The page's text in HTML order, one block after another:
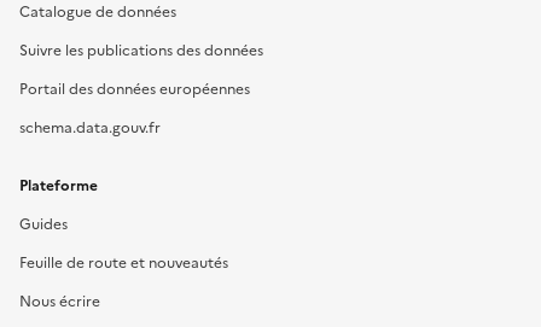
Catalogue de données
Suivre les publications des données
Portail des données européennes
schema.data.gouv.fr
Plateforme
Guides
Feuille de route et nouveautés
Nous écrire